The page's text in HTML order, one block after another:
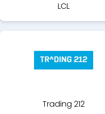
LCL
Trading 212